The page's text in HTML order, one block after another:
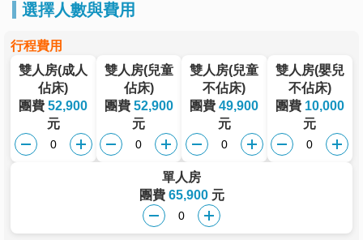
選擇人數與費用
行程費用
雙人房(成人
佔床)
團費52,900
元
雙人房(兒童
佔床)
團費 52,900
元
雙人房(兒童
不佔床)
團費49,900
元
雙人房(嬰兒
不佔床)
團費 10,000
元
單人房
團費 65,900元